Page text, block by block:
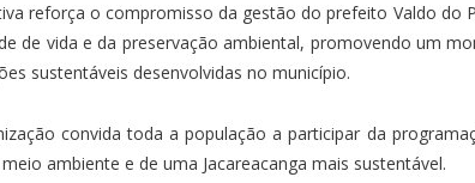
reforça o compromisso da gestão do prefeito Valdo do
de vida e da preservação ambiental, promovendo um
sustentáveis desenvolvidas no município.
convida toda a população a participar da
ambiente e de uma Jacareacanga mais sustentável.